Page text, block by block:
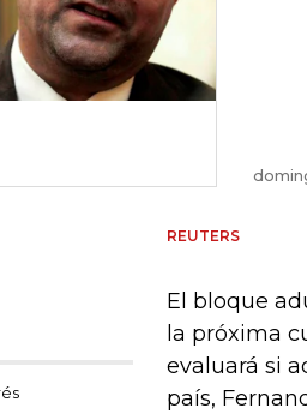
REUTERS
El bloque
la próxima
evaluará si
país,